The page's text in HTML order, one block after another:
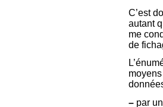
C’est
autant
me
de
– par